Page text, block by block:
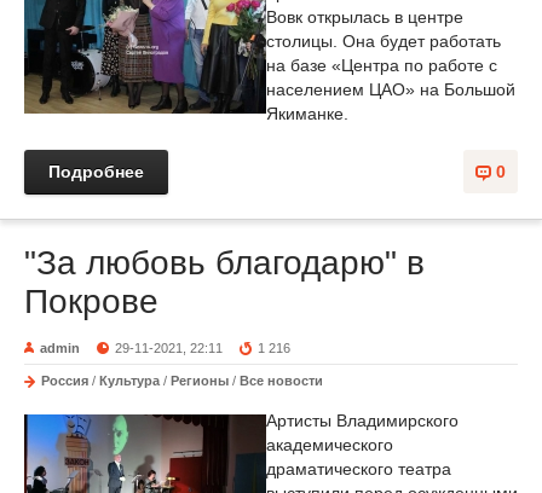
Вовк открылась в центре
столицы. Она будет работать
на базе «Центра по работе с
населением ЦАО» на Большой
Якиманке.
0
Подробнее
"За любовь благодарю" в
Покрове
admin 29-11-2021, 22:11 1 216
Россия / Культура / Регионы / Все новости
Артисты Владимирского
академического
драматического театра